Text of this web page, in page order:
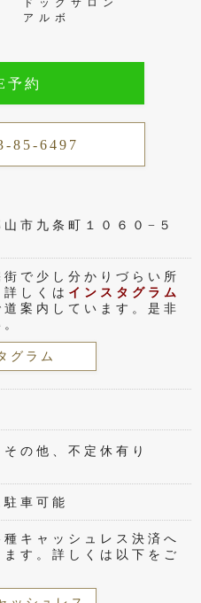
ドッグサロン
アルボ
予約
85-6497
市九条町１０６０−５
で少し分かりづらい所
しくは インスタグラム
案内しています。是非
グラム
の他、不定休有り
車可能
キャッシュレス決済へ
す。詳しくは以下をご